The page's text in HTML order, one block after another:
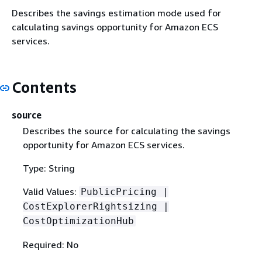
Describes the savings estimation mode used for
calculating savings opportunity for Amazon ECS
services.
Contents
source
Describes the source for calculating the savings
opportunity for Amazon ECS services.
Type: String
Valid Values: PublicPricing |
CostExplorerRightsizing |
CostOptimizationHub
Required: No